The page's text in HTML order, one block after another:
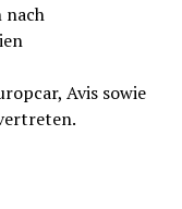
nach
Avis sowie